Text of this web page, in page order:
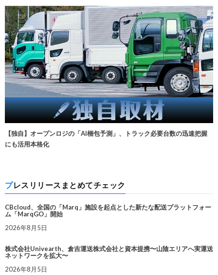
【独自】オープンロジの「AI梱包予測」、トラック必要台数の迅速把握
にも活用本格化
プレスリリースまとめてチェック
CBcloud、全国の「Marq」施設を起点とした新たな配送プラットフォー
ム「MarqGO」開始
2026年8月5日
株式会社Univearth、倉吉運送株式会社と資本提携〜山陰エリアへ実運送
ネットワークを拡大〜
2026年8月5日